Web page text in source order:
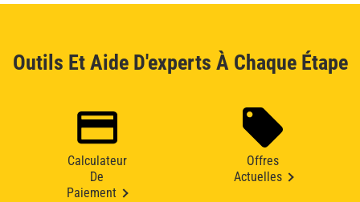
Outils Et Aide D'experts À Chaque Étape
Calculateur
De
Paiement
Offres
Actuelles